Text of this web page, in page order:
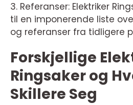
3. Referanser: Elektriker
til en imponerende liste
og referanser fra tidligere
Forskjellige
Ringsaker og
Skillere Seg